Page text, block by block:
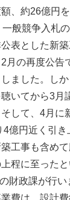
、約26億円
般競争入札
表とした新
月の再度公告
ました。しか
いてから3月
して、4月に
4億円近く引
工事も含め
程に至ったと
財政課が行
費は、設計